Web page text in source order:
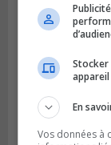
Stocker
appareil
En
Vos données à